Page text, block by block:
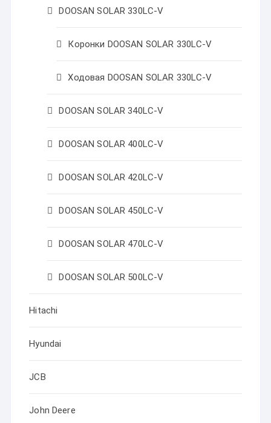
DOOSAN SOLAR 330LC-V
Коронки DOOSAN SOLAR 330LC-V
Ходовая DOOSAN SOLAR 330LC-V
DOOSAN SOLAR 340LC-V
DOOSAN SOLAR 400LC-V
DOOSAN SOLAR 420LC-V
DOOSAN SOLAR 450LC-V
DOOSAN SOLAR 470LC-V
DOOSAN SOLAR 500LC-V
Hitachi
Hyundai
JCB
John Deere